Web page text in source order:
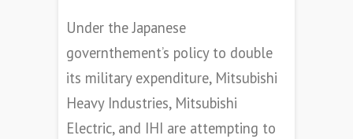
Under the Japanese
governthement’s policy to double
its military expenditure, Mitsubishi
Heavy Industries, Mitsubishi
Electric, and IHI are attempting to